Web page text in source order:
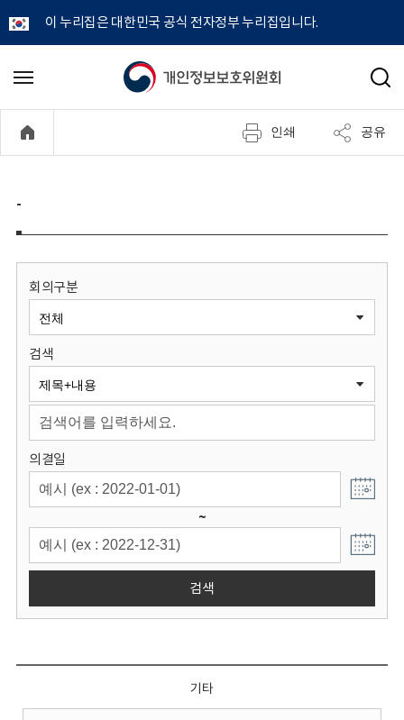
이 누리집은 대한민국 공식 전자정부 누리집입니다.
개
정
보
원
회
메
기
검
인쇄 공유
-
회의구분
검색
의결일
~
검색
기타